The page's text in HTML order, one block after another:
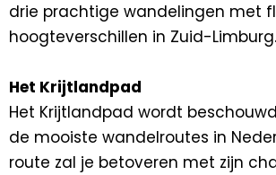
drie prachtige wandelingen met
hoogteverschillen in Zuid-Limburg.
Het Krijtlandpad
Het Krijtlandpad wordt
de mooiste wandelroutes in
route zal je betoveren met zijn